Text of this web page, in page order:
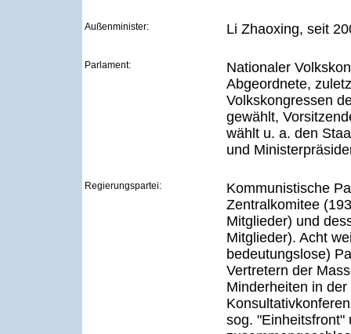
Außenminister: Li Zhaoxing, seit
Parlament:
Nationaler
Abgeordnete,
Volkskongressen
gewählt,
wählt u. a. den
und
Regierungspartei:
Kommunistische
Zentralkomitee
Mitglieder) und
Mitglieder). Acht
bedeutungslose)
Vertretern der
Minderheiten in
sog. "Einheitsfront"